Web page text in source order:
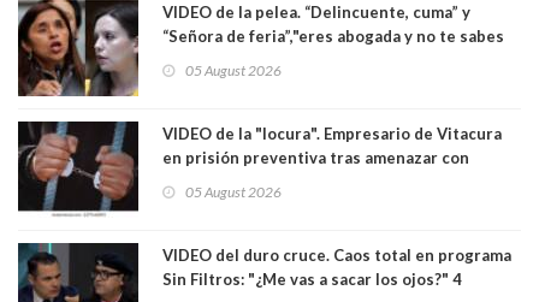
VIDEO de la pelea. “Delincuente, cuma” y
“Señora de feria”,"eres abogada y no te sabes
senadoras Camila Flores y Fabiola Campillai en
05 August 2026
VIDEO de la "locura". Empresario de Vitacura
en prisión preventiva tras amenazar con
Los persiguió en potente camioneta
05 August 2026
VIDEO del duro cruce. Caos total en programa
Sin Filtros: "¿Me vas a sacar los ojos?" 4